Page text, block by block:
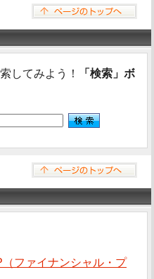
してみよう！
「検索」ボ
（ファイナンシャル・プ